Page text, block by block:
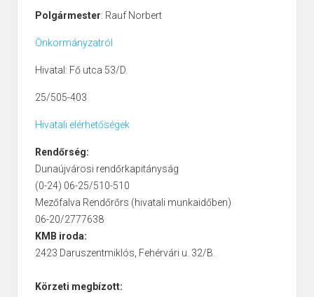
Polgármester: Rauf Norbert
Önkormányzatról
Hivatal: Fő utca 53/D.
25/505-403
Hivatali elérhetőségek
Rendőrség:
Dunaújvárosi rendőrkapitányság
(0-24) 06-25/510-510
Mezőfalva Rendőrőrs (hivatali munkaidőben)
06-20/2777638
KMB iroda:
2423 Daruszentmiklós, Fehérvári u. 32/B.
Körzeti megbízott: